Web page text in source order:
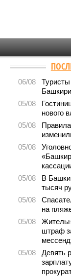
06/08
05/08
нового
05/08
05/08
05/08
В
тысяч
05/08
на
05/08
штраф
05/08
Девять